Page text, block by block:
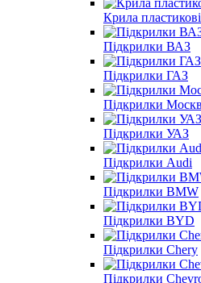
Крила
Підкрилки ВАЗ
Підкрилки ГАЗ
Підкрилки
Підкрилки УАЗ
Підкрилки Audi
Підкрилки BMW
Підкрилки BYD
Підкрилки Chery
Підкрилки